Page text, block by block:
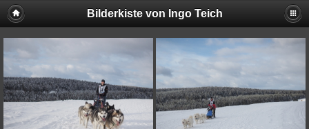
Bilderkiste von Ingo Teich